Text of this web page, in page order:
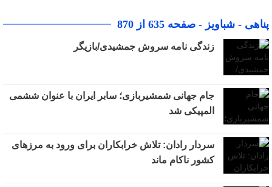
پناهی - شباویز - صفحه 635 از 870
زندگی نامه سروش جمشیدی/بازیگر
جام جهانی شمشیربازی؛ سابر ایران با عنوان ششمی
المپیکی شد
سردار رادان: تلاش خرابکاران برای ورود به مرزهای
کشور ناکام ماند